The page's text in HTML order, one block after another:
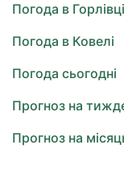
Погода в Горлівці
Погода в Ковелі
Погода сьогодні
Прогноз на
Прогноз на